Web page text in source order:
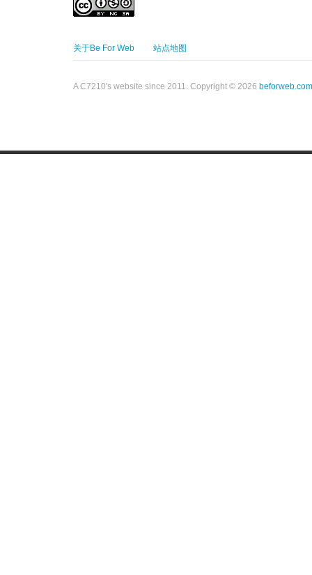
关于Be For Web 站点地图
A C7210's website since 2011. Copyright © 2026 beforweb.com